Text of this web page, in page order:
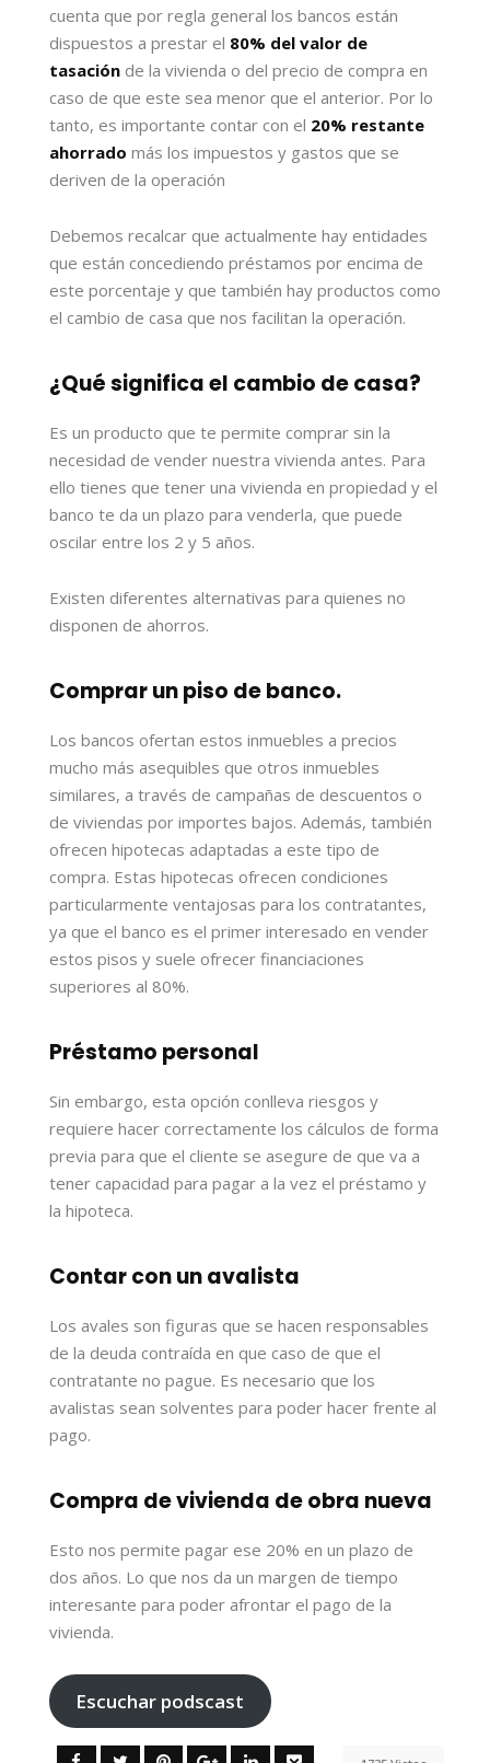
cuenta que por regla general los bancos están
dispuestos a prestar el 80% del valor de
tasación de la vivienda o del precio de compra en
caso de que este sea menor que el anterior. Por lo
tanto, es importante contar con el 20% restante
ahorrado más los impuestos y gastos que se
deriven de la operación
Debemos recalcar que actualmente hay entidades
que están concediendo préstamos por encima de
este porcentaje y que también hay productos como
el cambio de casa que nos facilitan la operación.
¿Qué significa el cambio de casa?
Es un producto que te permite comprar sin la
necesidad de vender nuestra vivienda antes. Para
ello tienes que tener una vivienda en propiedad y el
banco te da un plazo para venderla, que puede
oscilar entre los 2 y 5 años.
Existen diferentes alternativas para quienes no
disponen de ahorros.
Comprar un piso de banco.
Los bancos ofertan estos inmuebles a precios
mucho más asequibles que otros inmuebles
similares, a través de campañas de descuentos o
de viviendas por importes bajos. Además, también
ofrecen hipotecas adaptadas a este tipo de
compra. Estas hipotecas ofrecen condiciones
particularmente ventajosas para los contratantes,
ya que el banco es el primer interesado en vender
estos pisos y suele ofrecer financiaciones
superiores al 80%.
Préstamo personal
Sin embargo, esta opción conlleva riesgos y
requiere hacer correctamente los cálculos de forma
previa para que el cliente se asegure de que va a
tener capacidad para pagar a la vez el préstamo y
la hipoteca.
Contar con un avalista
Los avales son figuras que se hacen responsables
de la deuda contraída en que caso de que el
contratante no pague. Es necesario que los
avalistas sean solventes para poder hacer frente al
pago.
Compra de vivienda de obra nueva
Esto nos permite pagar ese 20% en un plazo de
dos años. Lo que nos da un margen de tiempo
interesante para poder afrontar el pago de la
vivienda.
Escuchar podscast